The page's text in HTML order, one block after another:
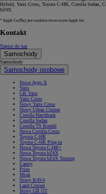
Hybrid, Yaris Cross, Toyota C-HR, Corolla Sedan,
bZ4X.
* Apple CarPlay jest znakiem towarowym Apple Inc.
Kontakt
Napisz do nas
Samochody
Samochody
Samochody osobowe
Nowe Aygo X
Yaris
GR Yaris
Yaris Cross
Nowy Yaris Cross
Nowy Urban Cruiser
Corolla Hatchback
Corolla Sedan
Corolla TS Kombi
Nowa Corolla Cross
Toyota C-HR
Toyota C-HR Plug-in
Nowa Toyota C-HR+
Nowa Toyota bZ4X
Nowa Toyota bZ4X Touring
Camry
Prius
Mirai
Nowy RAV4
Land Cruiser
Nowy GR GT